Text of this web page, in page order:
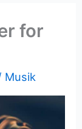
for
Musik